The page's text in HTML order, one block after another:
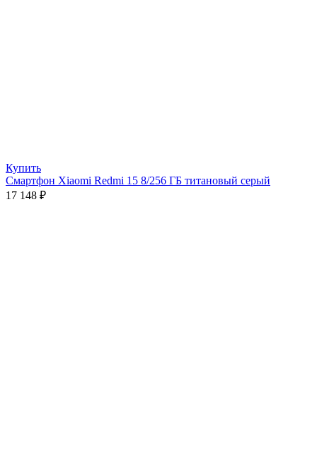
Купить
Смартфон Xiaomi Redmi 15 8/256 ГБ титановый серый
17 148 ₽